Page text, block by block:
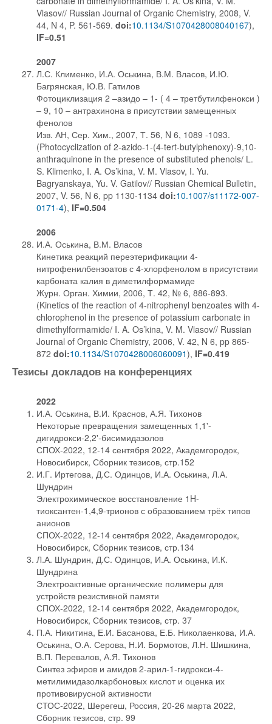
Vlasov// Russian Journal of Organic Chemistry, 2008, V.
44, N 4, P. 561-569. doi:10.1134/S1070428008040167),
IF=0.51
2007
Л.С. Клименко, И.А. Оськина, В.М. Власов, И.Ю.
Багрянская, Ю.В. Гатилов
Фотоциклизация 2 –азидо – 1- ( 4 – третбутилфенокси )
– 9, 10 – антрахинона в присутствии замещенных
фенолов
Изв. АН, Сер. Хим., 2007, Т. 56, N 6, 1089 -1093.
(Photocyclization of 2-azido-1-(4-tert-butylphenoxy)-9,10-
anthraquinone in the presence of substituted phenols/ L.
S. Klimenko, I. A. Os’kina, V. M. Vlasov, I. Yu.
Bagryanskaya, Yu. V. Gatilov// Russian Chemical Bulletin,
2007, V. 56, N 6, pp 1130-1134 doi:10.1007/s11172-007-
0171-4), IF=0.504
2006
И.А. Оськина, В.М. Власов
Кинетика реакций переэтерификации 4-
нитрофенилбензоатов с 4-хлорфенолом в присутствии
карбоната калия в диметилформамиде
Журн. Орган. Химии, 2006, Т. 42, № 6, 886-893.
(Kinetics of the reaction of 4-nitrophenyl benzoates with 4-
chlorophenol in the presence of potassium carbonate in
dimethylformamide/ I. A. Os’kina, V. M. Vlasov// Russian
Journal of Organic Chemistry, 2006, V. 42, N 6, pp 865-
872 doi:10.1134/S1070428006060091), IF=0.419
Тезисы докладов на конференциях
2022
И.А. Оськина, В.И. Краснов, А.Я. Тихонов
Некоторые превращения замещенных 1,1'-
дигидрокси-2,2'-бисимидазолов
СПОХ-2022, 12-14 сентября 2022, Академгородок,
Новосибирск, Сборник тезисов, стр.152
И.Г. Иртегова, Д.С. Одинцов, И.А. Оськина, Л.А.
Шундрин
Электрохимическое восстановление 1H-
тиоксантен-1,4,9-трионов с образованием трёх типов
анионов
СПОХ-2022, 12-14 сентября 2022, Академгородок,
Новосибирск, Сборник тезисов, стр.134
Л.А. Шундрин, Д.С. Одинцов, И.А. Оськина, И.К.
Шундрина
Электроактивные органические полимеры для
устройств резистивной памяти
СПОХ-2022, 12-14 сентября 2022, Академгородок,
Новосибирск, Сборник тезисов, стр. 37
П.А. Никитина, Е.И. Басанова, Е.Б. Николаенкова, И.А.
Оськина, О.А. Серова, Н.И. Бормотов, Л.Н. Шишкина,
В.П. Перевалов, А.Я. Тихонов
Синтез эфиров и амидов 2-арил-1-гидрокси-4-
метилимидазолкарбоновых кислот и оценка их
противовирусной активности
СТОС-2022, Шерегеш, Россия, 20-26 марта 2022,
Сборник тезисов, стр. 99